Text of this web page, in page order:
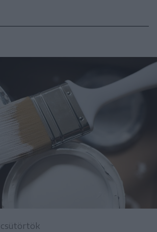
csütörtök